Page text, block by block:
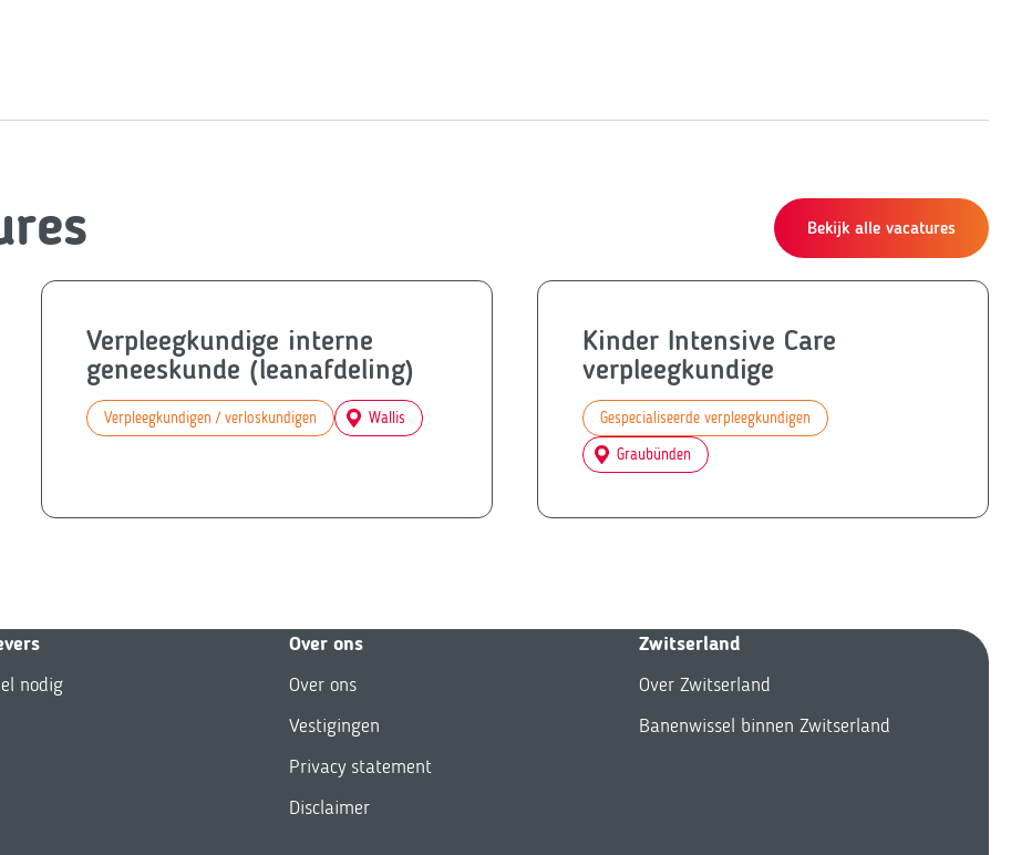
Bekijk alle vacatures
Verpleegkundige interne
geneeskunde (leanafdeling)
Verpleegkundigen / verloskundigen Wallis
Kinder Intensive Care
verpleegkundige
Gespecialiseerde verpleegkundigen
Graubünden
nodig
Over ons
Over ons
Vestigingen
Privacy statement
Disclaimer
Zwitserland
Over Zwitserland
Banenwissel binnen Zwitserland